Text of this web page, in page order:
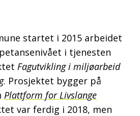
startet i 2015 arbeidet
i tjenesten
Fagutvikling i miljøarbeid
. Prosjektet bygger på
Plattform for Livslange
var ferdig i 2018, men